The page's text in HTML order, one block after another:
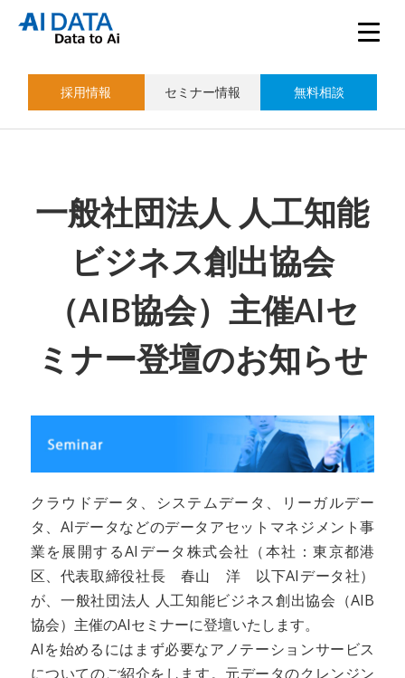
採用情報 セミナー情報 無料相談
一般社団法人 人工知能
ビジネス創出協会
（AIB協会）主催AIセ
ミナー登壇のお知らせ
クラウドデータ、システムデータ、リーガルデー
タ、AIデータなどのデータアセットマネジメント事
業を展開するAIデータ株式会社（本社：東京都港
区、代表取締役社長 春山 洋 以下AIデータ社）
が、一般社団法人 人工知能ビジネス創出協会（AIB
協会）主催のAIセミナーに登壇いたします。
AIを始めるにはまず必要なアノテーションサービス
についてのご紹介をします。元データのクレンジン